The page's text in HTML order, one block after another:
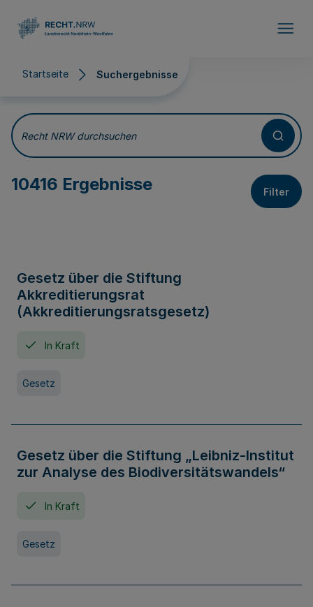
Startseite Suchergebnisse
Suchergebnisse
Recht NRW durchsuchen
10416 Ergebnisse Filter
Gesetz über die Stiftung
Akkreditierungsrat
(Akkreditierungsratsgesetz)
In Kraft
Gesetz
Gesetz über die Stiftung „Leibniz-Institut
zur Analyse des Biodiversitätswandels“
In Kraft
Gesetz